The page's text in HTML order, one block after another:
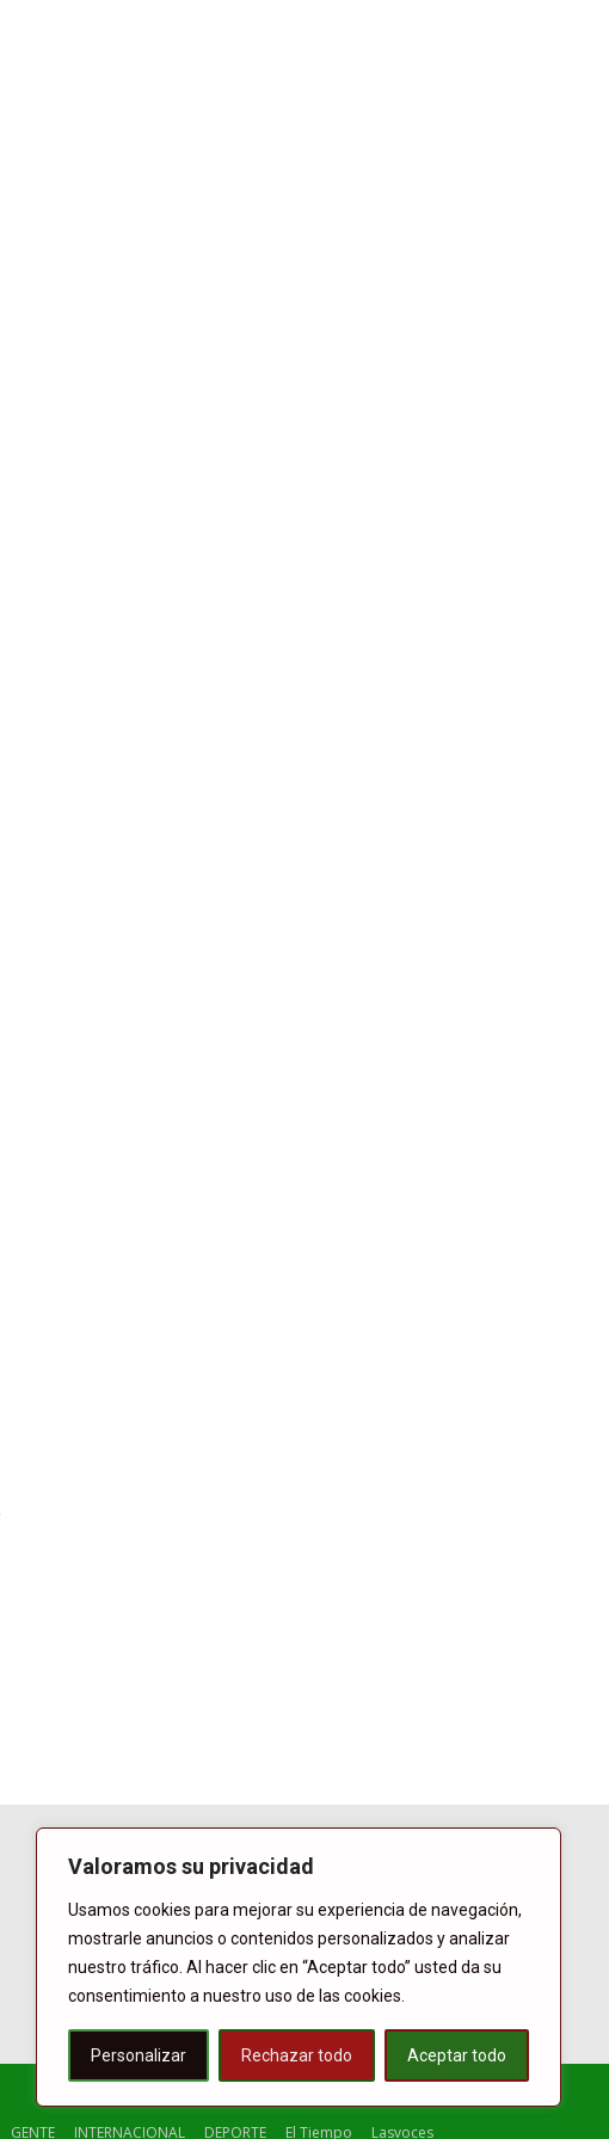
Valoramos su privacidad
Usamos cookies para mejorar su experiencia de navegación,
mostrarle anuncios o contenidos personalizados y analizar
nuestro tráfico. Al hacer clic en “Aceptar todo” usted da su
consentimiento a nuestro uso de las cookies.
Personalizar Rechazar todo Aceptar todo
GENTE INTERNACIONAL DEPORTE El Tiempo Lasvoces